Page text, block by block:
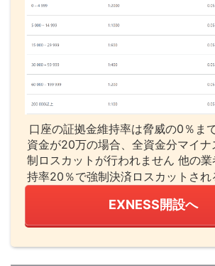
口座の証拠金維持率は脅威の0％ま
資金が20万の場合、全資金分マイナ
制ロスカットが行われません 他の
持率20％で強制決済ロスカットされ
EXNESS開設へ